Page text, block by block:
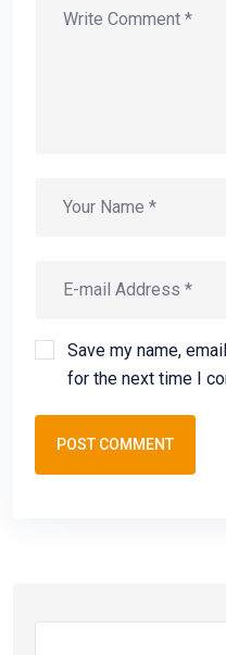
Save my name,
for the next time I
POST COMMENT